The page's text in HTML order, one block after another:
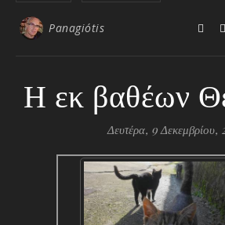
Panagiótis
Η εκ βαθέων
Δευτέρα, 9 Δεκεμβρίου,